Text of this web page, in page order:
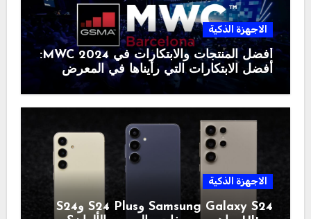
الاجهزة الذكية
أفضل المنتجات والابتكارات في MWC 2024:
أفضل الابتكارات التي رأيناها في المعرض
الاجهزة الذكية
Samsung Galaxy S24 وS24 Plus وS24